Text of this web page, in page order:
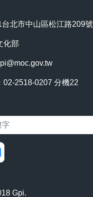
北市中山區松江路209號
化部
02-2518-0207 分機22
Gpi.